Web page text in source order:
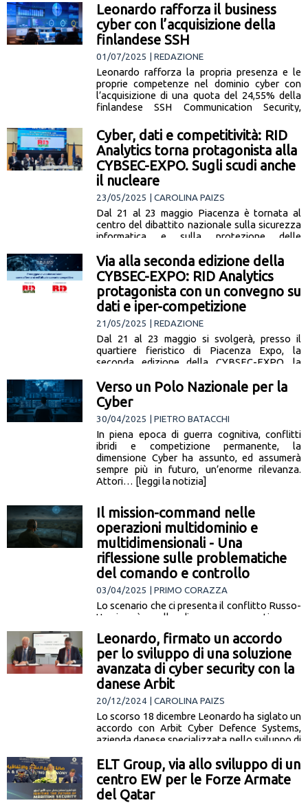
Leonardo rafforza il business
cyber con l’acquisizione della
finlandese SSH
01/07/2025 | REDAZIONE
Leonardo rafforza la propria presenza e le
proprie competenze nel dominio cyber con
l’acquisizione di una quota del 24,55% della
finlandese SSH Communication Security,
Cyber, dati e competitività: RID
Analytics torna protagonista alla
CYBSEC-EXPO. Sugli scudi anche
il nucleare
23/05/2025 | CAROLINA PAIZS
Dal 21 al 23 maggio Piacenza è tornata al
centro del dibattito nazionale sulla sicurezza
informatica e sulla protezione delle
la notizia]
Via alla seconda edizione della
CYBSEC-EXPO: RID Analytics
protagonista con un convegno su
dati e iper-competizione
21/05/2025 | REDAZIONE
Dal 21 al 23 maggio si svolgerà, presso il
quartiere fieristico di Piacenza Expo, la
seconda edizione della CYBSEC-EXPO, la
informatica,… [leggi la notizia]
Verso un Polo Nazionale per la
Cyber
30/04/2025 | PIETRO BATACCHI
In piena epoca di guerra cognitiva, conflitti
ibridi e competizione permanente, la
dimensione Cyber ha assunto, ed assumerà
sempre più in futuro, un’enorme rilevanza.
Attori… [leggi la notizia]
Il mission-command nelle
operazioni multidominio e
multidimensionali - Una
riflessione sulle problematiche
del comando e controllo
03/04/2025 | PRIMO CORAZZA
Lo scenario che ci presenta il conflitto Russo-
Ucraino è quello di una guerra antica, ma
che sono… [leggi la notizia]
Leonardo, firmato un accordo
per lo sviluppo di una soluzione
avanzata di cyber security con la
danese Arbit
20/12/2024 | CAROLINA PAIZS
Lo scorso 18 dicembre Leonardo ha siglato un
accordo con Arbit Cyber Defence Systems,
azienda danese specializzata nello sviluppo di
cyber… [leggi la notizia]
ELT Group, via allo sviluppo di un
centro EW per le Forze Armate
del Qatar